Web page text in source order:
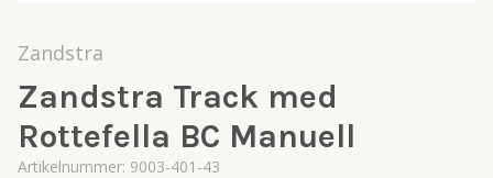
Zandstra
Zandstra Track med
Rottefella BC Manuell
Artikelnummer: 9003-401-43